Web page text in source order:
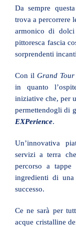
Da sempre
trova a percorrere
armonico di
pittoresca fascia
sorprendenti
Con ilGrand Tour
in quanto
iniziative che, per
permettendogli di
EXPerience.
Un’innovativa
servizi a terra
percorso a
ingredienti di una
successo.
Ce ne sarà per
acque cristalline